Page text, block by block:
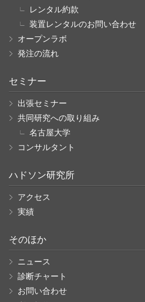
レンタル約款
装置レンタルのお問い合わせ
オープンラボ
発注の流れ
セミナー
出張セミナー
共同研究への取り組み
名古屋大学
コンサルタント
ハドソン研究所
アクセス
実績
そのほか
ニュース
診断チャート
お問い合わせ